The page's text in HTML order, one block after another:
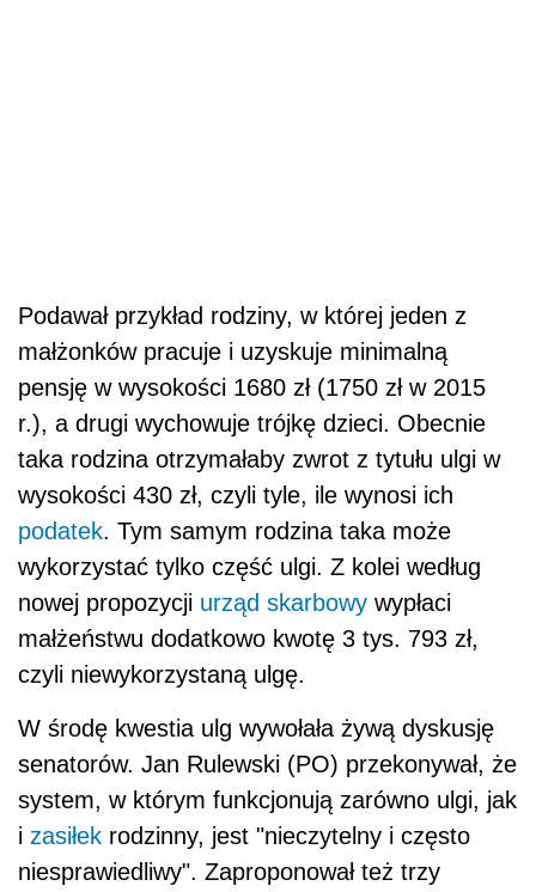
Podawał przykład rodziny, w której jeden z
małżonków pracuje i uzyskuje minimalną
pensję w wysokości 1680 zł (1750 zł w 2015
r.), a drugi wychowuje trójkę dzieci. Obecnie
taka rodzina otrzymałaby zwrot z tytułu ulgi w
wysokości 430 zł, czyli tyle, ile wynosi ich
podatek. Tym samym rodzina taka może
wykorzystać tylko część ulgi. Z kolei według
nowej propozycji urząd skarbowy wypłaci
małżeństwu dodatkowo kwotę 3 tys. 793 zł,
czyli niewykorzystaną ulgę.
W środę kwestia ulg wywołała żywą dyskusję
senatorów. Jan Rulewski (PO) przekonywał, że
system, w którym funkcjonują zarówno ulgi, jak
i zasiłek rodzinny, jest "nieczytelny i często
niesprawiedliwy". Zaproponował też trzy